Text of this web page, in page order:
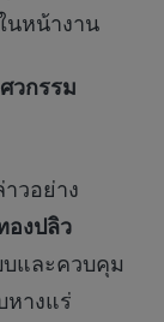
นหน้างาน
วกรรม
วอย่าง
องปลิว
และควบคุม
หางแร่